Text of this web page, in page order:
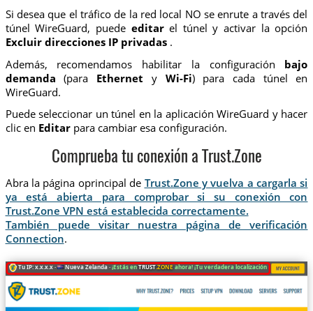
Si desea que el tráfico de la red local NO se enrute a través del
túnel WireGuard, puede editarel túnel y activar la opción
Excluir direcciones IP privadas.
Además, recomendamos habilitar la configuración bajo
demanda (para Ethernet y Wi-Fi) para cada túnel en
WireGuard.
Puede seleccionar un túnel en la aplicación WireGuard y hacer
clic en Editarpara cambiar esa configuración.
Comprueba tu conexión a Trust.Zone
Abra la página oprincipal de Trust.Zone y vuelva a cargarla si
ya está abierta para comprobar si su conexión con
Trust.Zone VPN está establecida correctamente.
También puede visitar nuestra página de verificación
Connection.
Tu IP: x.x.x.x · Nueva Zelanda ·¡Estás enTRUST.ZONEahora! ¡Tu verdadera localización está oculta!